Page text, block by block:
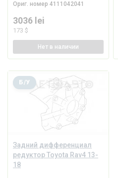
Ориг. номер4111042041
3036 lei
173 $
Нет в наличии
Задний дифференциал
редуктор Toyota Rav4 13-
18
Б/У